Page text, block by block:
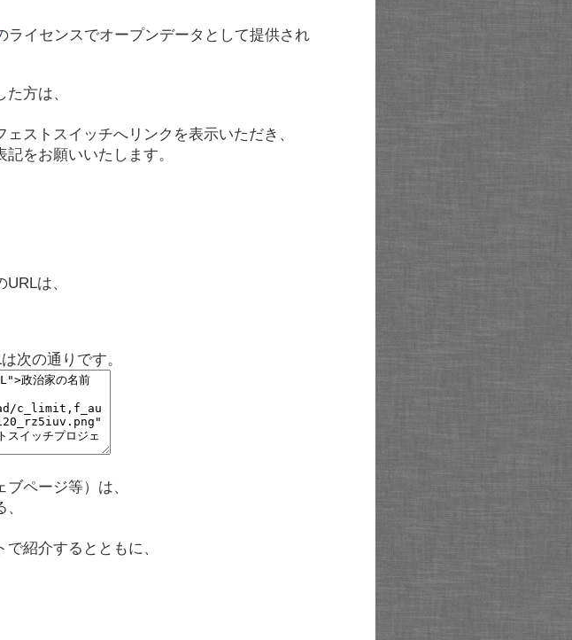
ライセンスでオープンデータとして提供され
方は、
ストスイッチへリンクを表示いただき、
をお願いいたします。
は、
次の通りです。
ページ等）は、
紹介するとともに、